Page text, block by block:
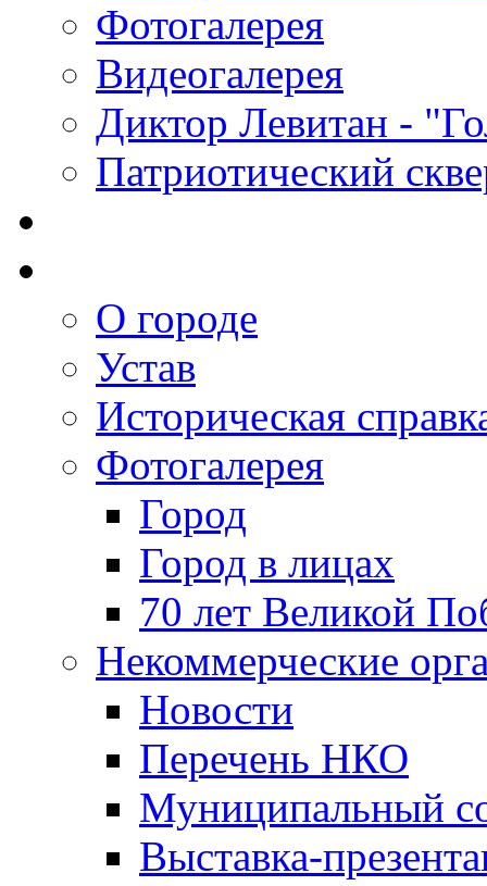
Фотогалерея
Видеогалерея
Диктор Левитан -
Патриотический
О городе
Устав
Историческая
Фотогалерея
Город
Город в лицах
70 лет Великой
Некоммерческие
Новости
Перечень НКО
Муниципальный
Выставка-